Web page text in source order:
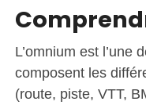
L’omnium est l’une
composent les
(route, piste, VTT,